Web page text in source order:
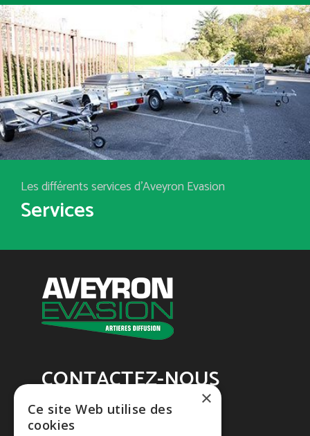
Les différents services d'Aveyron Evasion
Services
CONTACTEZ-NOUS
Aveyron Evasion
Tél. : 05 65 60 21 32
×
Ce site Web utilise des
cookies